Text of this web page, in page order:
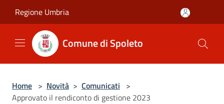
Regione Umbria
Comune di Spoleto
Home > Novità > Comunicati >
Approvato il rendiconto di gestione 2023